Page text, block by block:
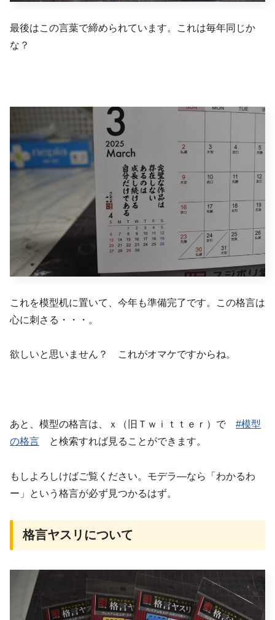
最後はこの言葉で締められています。これは毎年同じか
な？
これを模型机に置いて、今年も準備完了です。この格言は
心に刺さる・・・。
欲しいと思いません？ これがオマケですからね。
あと、模型の格言は、ｘ（旧Ｔｗｉｔｔｅｒ）で #模型
の格言 と検索すれば見ることができます。
もしよろしけばご覧ください。モデラ―なら「わかるわ
ー」という格言が必ず見つかるはず。
格言ヤスリについて